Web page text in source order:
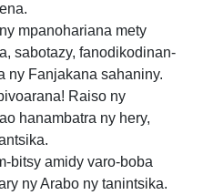
mpanohariana mety
sabotazy, fanodikodinan-
ny Fanjakana sahaniny.
Raiso ny
hanambatra ny hery,
bitsy amidy varo-boba
ny Arabo ny tanintsika.